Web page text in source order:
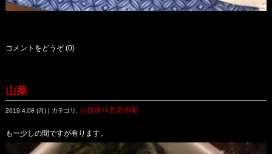
コメントをどうぞ (0)
山菜
2019.4.08 (月) | カテゴリ: 八坂通り燕楽情報
もー少しの間ですが有ります。